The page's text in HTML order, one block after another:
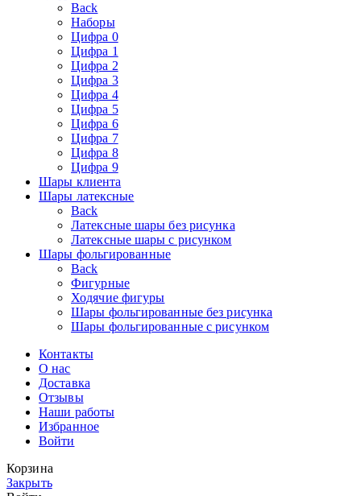
Back
Наборы
Цифра 0
Цифра 1
Цифра 2
Цифра 3
Цифра 4
Цифра 5
Цифра 6
Цифра 7
Цифра 8
Цифра 9
Шары клиента
Шары латексные
Back
Латексные шары без рисунка
Латексные шары с рисунком
Шары фольгированные
Back
Фигурные
Ходячие фигуры
Шары фольгированные без рисунка
Шары фольгированные с рисунком
Контакты
О нас
Доставка
Отзывы
Наши работы
Избранное
Войти
Корзина
Закрыть